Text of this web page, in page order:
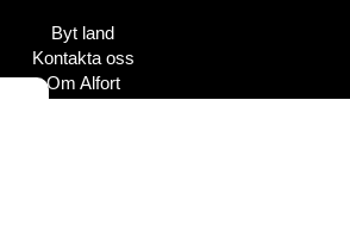
Byt land
Kontakta oss
Om Alfort